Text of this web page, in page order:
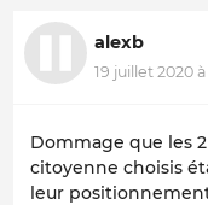
alexb
19 juillet 2020
Dommage que les
citoyenne choisis
leur